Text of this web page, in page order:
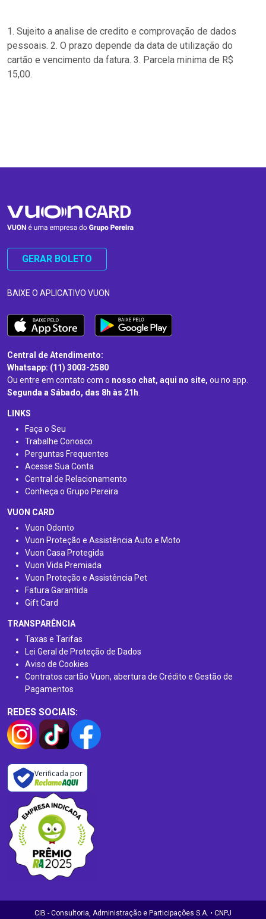
1. Sujeito a analise de credito e comprovação de dados
pessoais. 2. O prazo depende da data de utilização do
cartão e vencimento da fatura. 3. Parcela minima de R$
15,00.
GERAR BOLETO
BAIXE O APLICATIVO VUON
Central de Atendimento:
Whatsapp: (11) 3003-2580
Ou entre em contato com o nosso chat, aqui no site, ou no app.
Segunda a Sábado, das 8h às 21h.
LINKS
Faça o Seu
Trabalhe Conosco
Perguntas Frequentes
Acesse Sua Conta
Central de Relacionamento
Conheça o Grupo Pereira
VUON CARD
Vuon Odonto
Vuon Proteção e Assistência Auto e Moto
Vuon Casa Protegida
Vuon Vida Premiada
Vuon Proteção e Assistência Pet
Fatura Garantida
Gift Card
TRANSPARÊNCIA
Taxas e Tarifas
Lei Geral de Proteção de Dados
Aviso de Cookies
Contratos cartão Vuon, abertura de Crédito e Gestão de
Pagamentos
REDES SOCIAIS:
Verificada por
CIB - Consultoria, Administração e Participações S.A. • CNPJ